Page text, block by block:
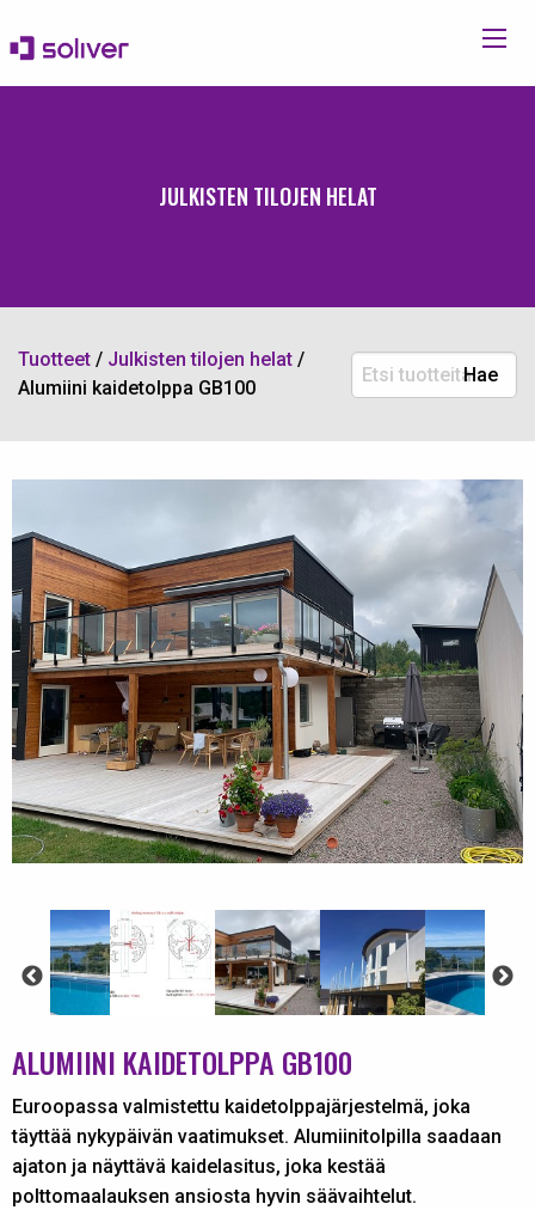
JULKISTEN TILOJEN HELAT
Tuotteet / Julkisten tilojen helat /
Alumiini kaidetolppa GB100
Etsi
tuotteita:
Hae
ALUMIINI KAIDETOLPPA GB100
Euroopassa valmistettu kaidetolppajärjestelmä, joka
täyttää nykypäivän vaatimukset. Alumiinitolpilla saadaan
ajaton ja näyttävä kaidelasitus, joka kestää
polttomaalauksen ansiosta hyvin säävaihtelut.